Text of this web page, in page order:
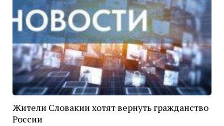
Жители Словакии хотят вернуть гражданство
России